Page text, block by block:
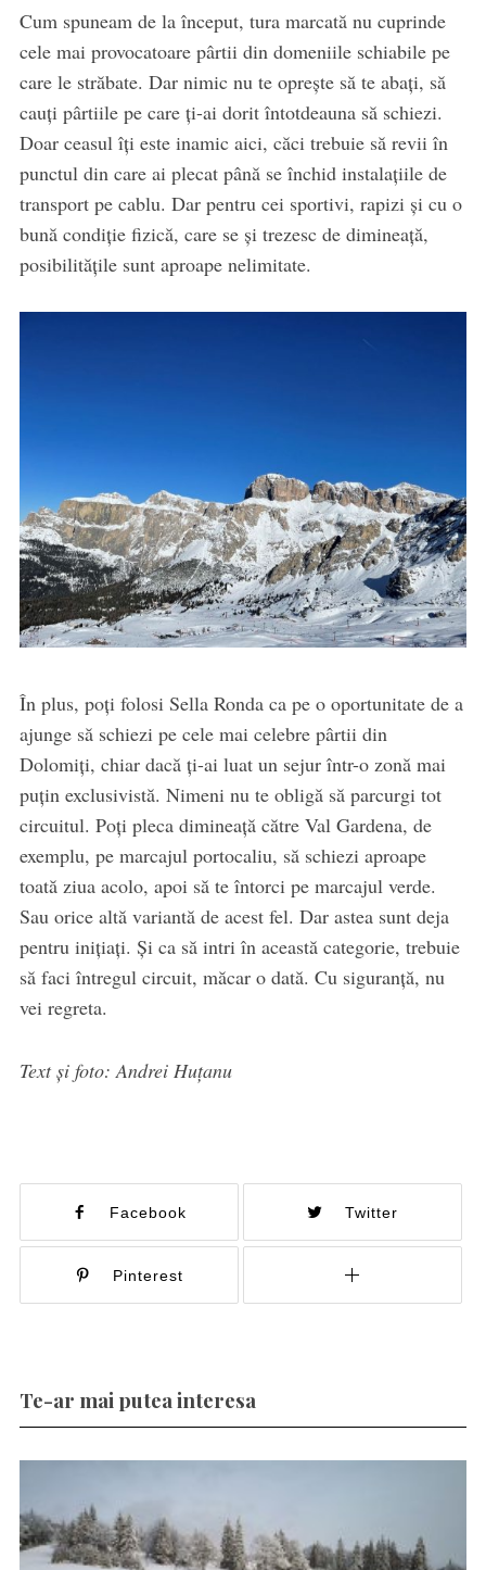
Cum spuneam de la început, tura marcată nu cuprinde
cele mai provocatoare pârtii din domeniile schiabile pe
care le străbate. Dar nimic nu te oprește să te abați, să
cauți pârtiile pe care ți-ai dorit întotdeauna să schiezi.
Doar ceasul îți este inamic aici, căci trebuie să revii în
punctul din care ai plecat până se închid instalațiile de
transport pe cablu. Dar pentru cei sportivi, rapizi și cu o
bună condiție fizică, care se și trezesc de dimineață,
posibilitățile sunt aproape nelimitate.
În plus, poți folosi Sella Ronda ca pe o oportunitate de a
ajunge să schiezi pe cele mai celebre pârtii din
Dolomiți, chiar dacă ți-ai luat un sejur într-o zonă mai
puțin exclusivistă. Nimeni nu te obligă să parcurgi tot
circuitul. Poți pleca dimineață către Val Gardena, de
exemplu, pe marcajul portocaliu, să schiezi aproape
toată ziua acolo, apoi să te întorci pe marcajul verde.
Sau orice altă variantă de acest fel. Dar astea sunt deja
pentru inițiați. Și ca să intri în această categorie, trebuie
să faci întregul circuit, măcar o dată. Cu siguranță, nu
vei regreta.
Text și foto: Andrei Huțanu
Facebook Twitter
Pinterest
Te-ar mai putea interesa